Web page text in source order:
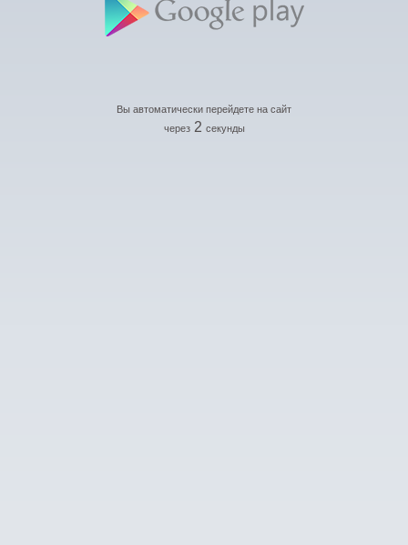
Вы автоматически перейдете на сайт
через 2 секунды